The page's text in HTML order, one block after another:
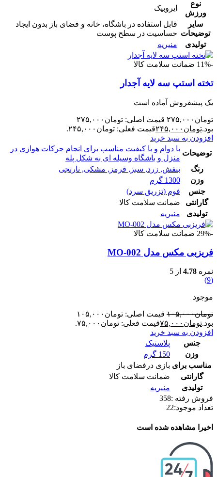
نوع
ورزش
ایروبیک
سایر
توضیحات
قابل استفاده در باشگاه، خانه و فضای باز بدون ایجاد
حساسیت در سطح پوست
تولیدی
منیریه
-11% ضمانت سلامت کالا
تخته استپ سه لایه آجدار
یک پیشفروش آماده است
تومان۲۷۵,۰۰۰
قیمت اصلی: تومان۲۷۵,۰۰۰
بود.تومان ۲۴۵,۰۰۰قیمت فعلی: تومان۲۴۵,۰۰۰.
افزودن به سبد خرید
توضیحات
با دوام و با کیفیت مناسب برای انجام حرکات هوازی در
منزل و باشگاه وسیله ای به شکل پله
رنگ
بنفش, زرد, سبز , قرمز , مشکی, نارنجی
وزن
1300 گرم
جنس
فوم (تزریق سرد)
گارانتی
ضمانت سلامت کالا
تولیدی
منیریه
-29% ضمانت سلامت کالا
فریزبی مکس مدل MO-002
نمره 4.78 از 5
(9)
موجود
تومان۱۰۵,۰۰۰
قیمت اصلی: تومان۱۰۵,۰۰۰
بود.تومان ۷۵,۰۰۰قیمت فعلی: تومان۷۵,۰۰۰.
افزودن به سبد خرید
جنس
پلاستیک
وزن
150 گرم
مناسب برای بازی درفضای باز
گارانتی
ضمانت سلامت کالا
تولیدی
منیریه
فروش رفته :358
تعداد موجود:22
اخیرا مشاهده شده است